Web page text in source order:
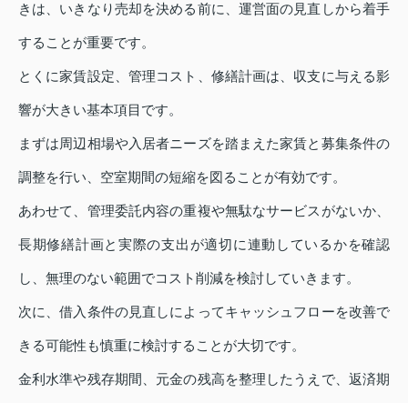
きは、いきなり売却を決める前に、運営面の見直しから着手
することが重要です。
とくに家賃設定、管理コスト、修繕計画は、収支に与える影
響が大きい基本項目です。
まずは周辺相場や入居者ニーズを踏まえた家賃と募集条件の
調整を行い、空室期間の短縮を図ることが有効です。
あわせて、管理委託内容の重複や無駄なサービスがないか、
長期修繕計画と実際の支出が適切に連動しているかを確認
し、無理のない範囲でコスト削減を検討していきます。
次に、借入条件の見直しによってキャッシュフローを改善で
きる可能性も慎重に検討することが大切です。
金利水準や残存期間、元金の残高を整理したうえで、返済期